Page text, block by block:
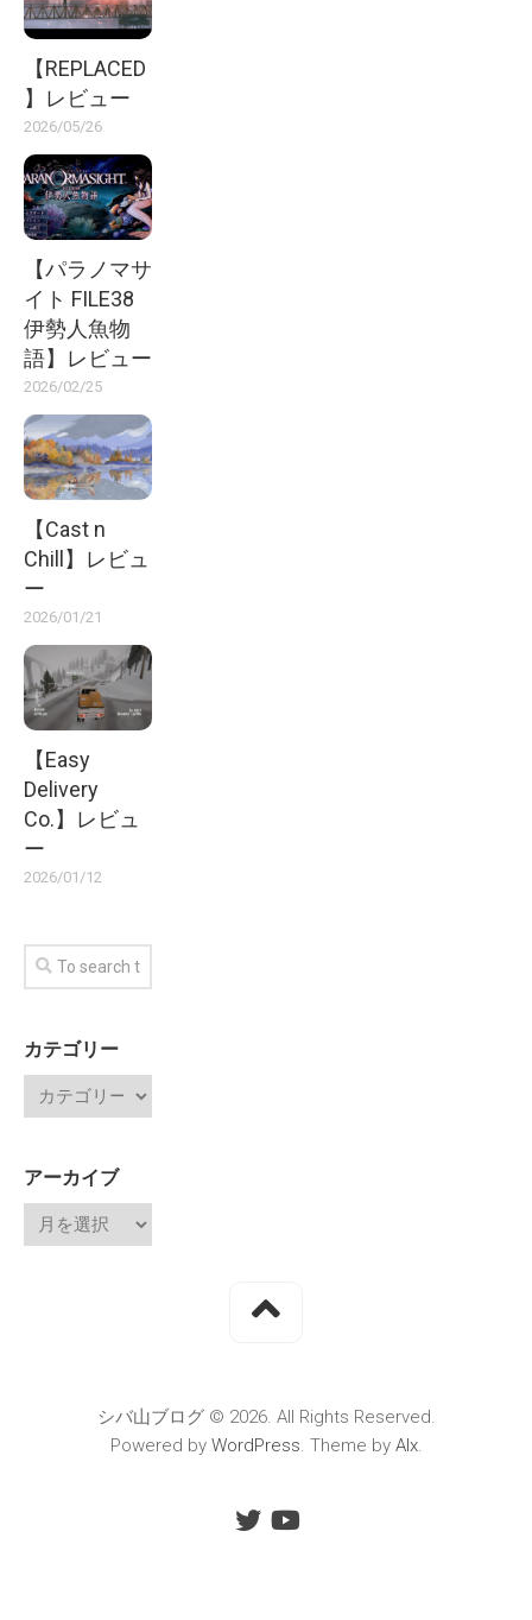
【REPLACED
】レビュー
2026/05/26
【パラノマサ
イト FILE38
伊勢人魚物
語】レビュー
2026/02/25
【Cast n
Chill】レビュ
ー
2026/01/21
【Easy
Delivery
Co.】レビュ
ー
2026/01/12
カテゴリー
アーカイブ
シバ山ブログ © 2026. All Rights Reserved.
Powered by WordPress. Theme by Alx.